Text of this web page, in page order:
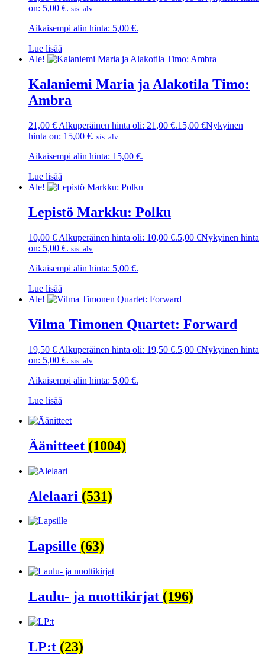
on: 5,00 €. sis. alv
Aikaisempi alin hinta: 5,00 €.
Lue lisää
Ale!
Kalaniemi Maria ja Alakotila Timo:
Ambra
21,00€ Alkuperäinen hinta oli: 21,00 €.15,00 €Nykyinen
hinta on: 15,00 €. sis. alv
Aikaisempi alin hinta: 15,00 €.
Lue lisää
Ale!
Lepistö Markku: Polku
10,00€ Alkuperäinen hinta oli: 10,00 €.5,00 €Nykyinen hinta
on: 5,00 €. sis. alv
Aikaisempi alin hinta: 5,00 €.
Lue lisää
Ale!
Vilma Timonen Quartet: Forward
19,50€ Alkuperäinen hinta oli: 19,50 €.5,00 €Nykyinen hinta
on: 5,00 €. sis. alv
Aikaisempi alin hinta: 5,00 €.
Lue lisää
Äänitteet (1004)
Alelaari (531)
Lapsille (63)
Laulu- ja nuottikirjat (196)
LP:t (23)